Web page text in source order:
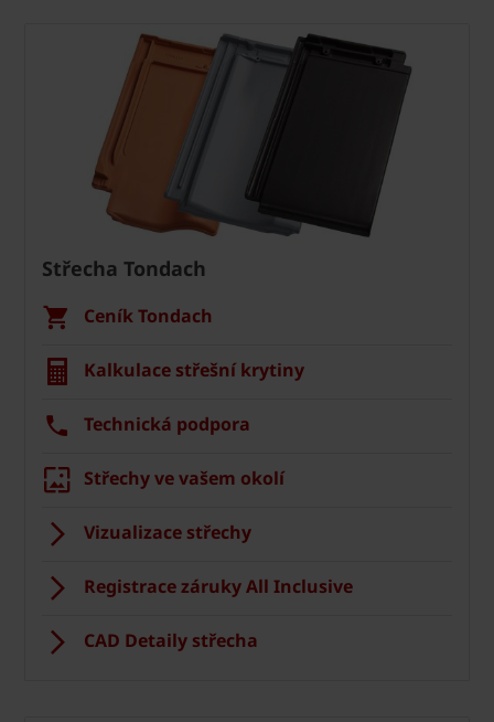
Střecha Tondach
Ceník Tondach
Kalkulace střešní krytiny
Technická podpora
Střechy ve vašem okolí
Vizualizace střechy
Registrace záruky All Inclusive
CAD Detaily střecha